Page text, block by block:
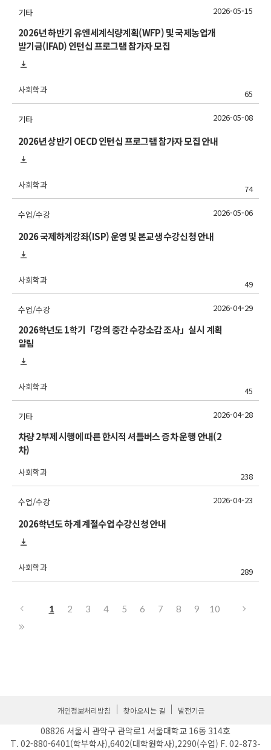
기타
2026년 하반기 유엔세계식량계획(WFP) 및 국제농업개
발기금(IFAD) 인턴십 프로그램 참가자 모집
사회학과 65
2026-05-15
기타
2026년 상반기 OECD 인턴십 프로그램 참가자 모집 안내
사회학과 74
2026-05-08
수업/수강
2026 국제하계강좌(ISP) 운영 및 본교생 수강신청 안내
사회학과 49
2026-05-06
수업/수강
2026학년도 1학기「강의 중간 수강소감 조사」실시 계획
알림
사회학과 45
2026-04-29
기타
차량 2부제 시행에 따른 한시적 셔틀버스 증차 운행 안내(2
차)
사회학과 238
2026-04-28
수업/수강
2026학년도 하계 계절수업 수강신청 안내
사회학과 289
2026-04-23
1 2 3 4 5 6 7 8 9 10
개인정보처리방침 찾아오시는 길 발전기금
08826 서울시 관악구 관악로1 서울대학교 16동 314호
T. 02-880-6401(학부학사),6402(대학원학사),2290(수업) F. 02-873-